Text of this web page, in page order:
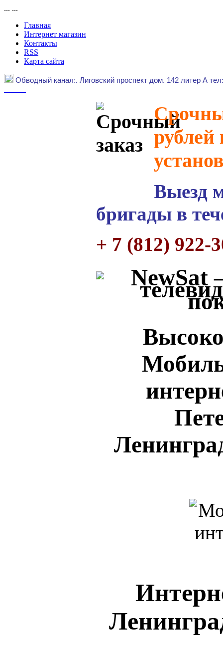
... ...
Главная
Интернет магазин
Контакты
RSS
Карта сайта
Обводный канал:. Лиговский проспект дом. 142 литер А
рублей
Выезд
бригады в
+ 7 (812) 922-